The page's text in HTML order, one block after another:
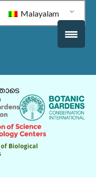
Malayalam